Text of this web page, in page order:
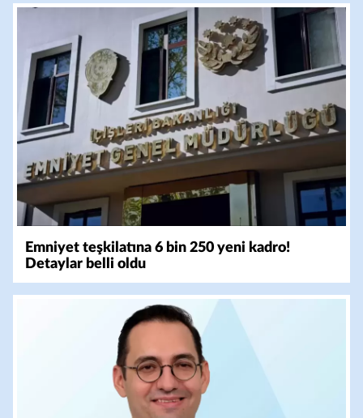
Emniyet teşkilatına 6 bin 250 yeni kadro!
Detaylar belli oldu